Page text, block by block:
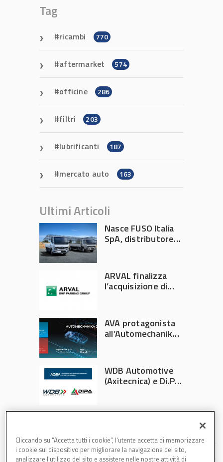
Tag
ricambi 770
aftermarket 574
officine 286
filtri 203
lubrificanti 187
mercato auto 163
Ultimi Articoli
Nasce FUSO Italia
SpA, distributore
ARVAL finalizza
l’acquisizione di
AVA protagonista
all’Automechanika
WDB Automotive
(Axitecnica) e Di.Pa.
Cliccando su “Accetta tutti i cookie”, l'utente accetta di memorizzare
i cookie sul dispositivo per migliorare la navigazione del sito,
analizzare l'utilizzo del sito e assistere nelle nostre attività di